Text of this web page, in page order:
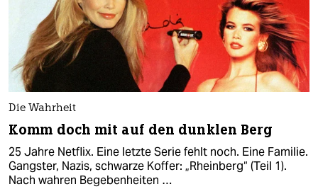
Die Wahrheit
Komm doch mit auf den dunklen Berg
25 Jahre Netflix. Eine letzte Serie fehlt noch. Eine Familie.
Gangster, Nazis, schwarze Koffer: „Rheinberg“ (Teil 1).
Nach wahren Begebenheiten …